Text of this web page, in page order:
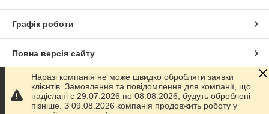
Графік роботи
Повна версія сайту
Сайт створено на маркетплейсіProm.ua
Політика конфіденційності
Наразі компанія не може швидко обробляти заявки
клієнтів. Замовлення та повідомлення для компанії, що
надіслані с 29.07.2026 по 08.08.2026, будуть оброблені
пізніше. З 09.08.2026 компанія продовжить роботу у